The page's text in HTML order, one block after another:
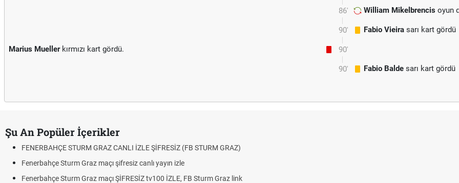
86' William Mikelbrencis oyun
90' Fabio Vieira sarı kart gördü
90'
Marius Muellerkırmızı kart gördü.
90' Fabio Balde sarı kart gördü
Şu An Popüler İçerikler
FENERBAHÇE STURM GRAZ CANLI İZLE ŞİFRESİZ (FB STURM GRAZ)
Fenerbahçe Sturm Graz maçı şifresiz canlı yayın izle
Fenerbahçe Sturm Graz maçı ŞİFRESİZ tv100 İZLE, FB Sturm Graz link